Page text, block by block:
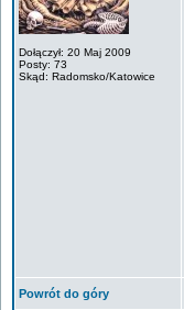
Dołączył: 20 Maj 2009
Posty: 73
Skąd: Radomsko/Katowice
Powrót do góry